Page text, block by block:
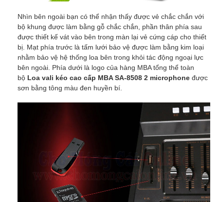
Nhìn bên ngoài bạn có thể nhận thấy được vẻ chắc chắn với
bộ khung được làm bằng gỗ chắc chắn, phần thân phía sau
được thiết kế vát vào bên trong màn lại vẻ cứng cáp cho thiết
bị. Mạt phía trước là tấm lưới bảo vệ được làm bằng kim loại
nhằm bảo vệ hệ thống loa bên trong khỏi tác động ngoại lực
bên ngoài. Phía dưới là logo của hàng MBA tổng thể toàn
bộ Loa vali kéo cao cấp MBA SA-8508 2 microphoneđược
sơn bằng tông màu đen huyền bí.